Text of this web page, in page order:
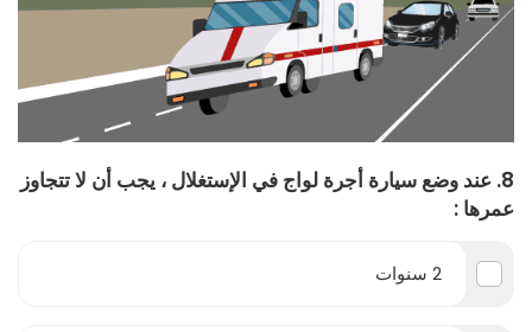
8. عند وضع سيارة أجرة لواج في الإستغلال ، يجب أن لا تتجاوز
عمرها :
2 سنوات